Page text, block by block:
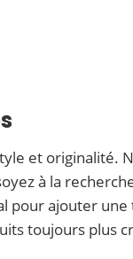
et originalité.
à la
pour ajouter
toujours plus